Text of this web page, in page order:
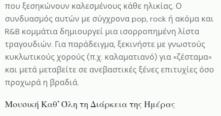
που ξεσηκώνουν καλεσμένους κάθε ηλικίας. Ο
συνδυασμός αυτών με σύγχρονα pop, rock ή ακόμα και
R&B κομμάτια δημιουργεί μια ισορροπημένη λίστα
τραγουδιών. Για παράδειγμα, ξεκινήστε με γνωστούς
κυκλωτικούς χορούς (π.χ. καλαματιανό) για «ζέσταμα»
και μετά μεταβείτε σε ανεβαστικές ξένες επιτυχίες όσο
προχωρά η βραδιά.
Μουσική Καθ’ Όλη τη Διάρκεια της Ημέρας